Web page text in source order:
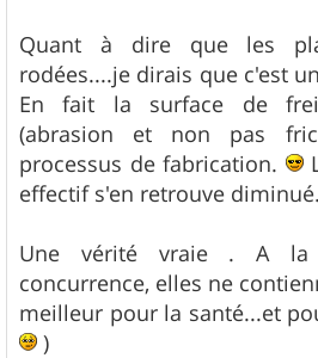
Quant à dire que les
rodées....je dirais que c'est
En fait la surface de
(abrasion et non pas
processus de fabrication.
effectif s'en retrouve diminué.
Une vérité vraie . A la
concurrence, elles ne
meilleur pour la santé...et
)